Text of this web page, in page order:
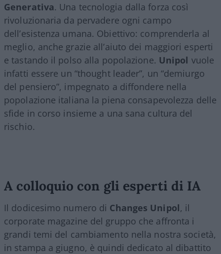
Generativa. Una tecnologia dalla forza così
rivoluzionaria da pervadere ogni campo
dell’esistenza umana. Obiettivo: comprenderla al
meglio, anche grazie all’aiuto dei maggiori esperti
e tastando il polso alla popolazione. Unipol vuole
infatti essere un “thought leader”, un “demiurgo
del pensiero”, impegnato a diffondere nella
popolazione italiana la piena consapevolezza delle
sfide in corso insieme a una sana cultura del
rischio.
A colloquio con gli esperti di IA
Il dodicesimo numero di Changes Unipol, il
corporate magazine del gruppo che affronta i
grandi temi del cambiamento nella nostra società,
in stampa a giugno, è quindi dedicato al dibattito